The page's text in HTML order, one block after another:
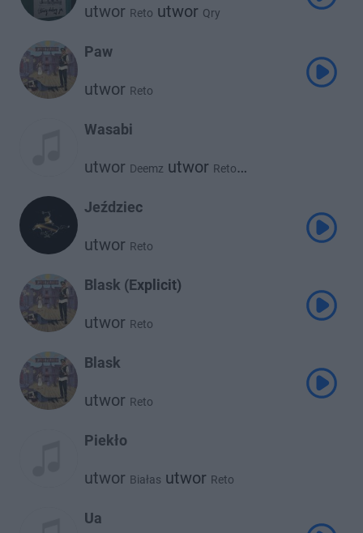
utwor Reto utwor Qry
Paw
utwor Reto
Wasabi
utwor Deemz utwor Reto
Jeździec
utwor Reto
Blask (Explicit)
utwor Reto
Blask
utwor Reto
Piekło
utwor Białas utwor Reto
Ua